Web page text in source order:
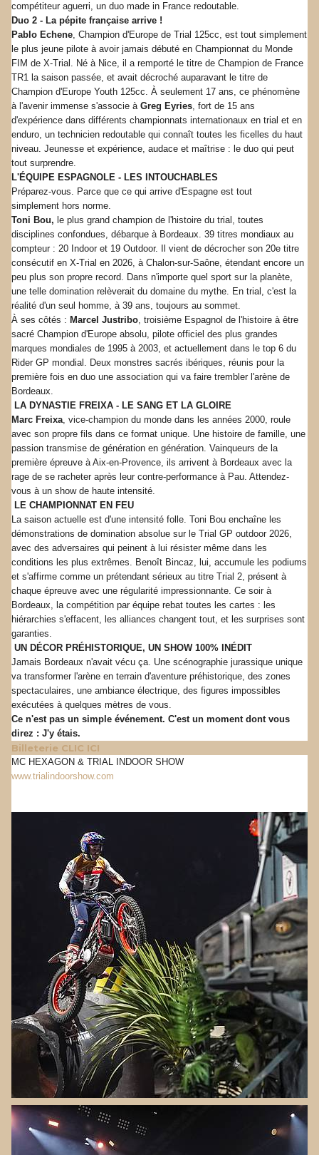
compétiteur aguerri, un duo made in France redoutable.
Duo 2 - La pépite française arrive !
Pablo Echene, Champion d'Europe de Trial 125cc, est tout simplement
le plus jeune pilote à avoir jamais débuté en Championnat du Monde
FIM de X-Trial. Né à Nice, il a remporté le titre de Champion de France
TR1 la saison passée, et avait décroché auparavant le titre de
Champion d'Europe Youth 125cc. À seulement 17 ans, ce phénomène
à l'avenir immense s'associe àGreg Eyries, fort de 15 ans
d'expérience dans différents championnats internationaux en trial et en
enduro, un technicien redoutable qui connaît toutes les ficelles du haut
niveau. Jeunesse et expérience, audace et maîtrise : le duo qui peut
tout surprendre.
L'ÉQUIPE ESPAGNOLE - LES INTOUCHABLES
Préparez-vous. Parce que ce qui arrive d'Espagne est tout
simplement hors norme.
Toni Bou, le plus grand champion de l'histoire du trial, toutes
disciplines confondues, débarque à Bordeaux. 39 titres mondiaux au
compteur : 20 Indoor et 19 Outdoor. Il vient de décrocher son 20e titre
consécutif en X-Trial en 2026, à Chalon-sur-Saône, étendant encore un
peu plus son propre record. Dans n'importe quel sport sur la planète,
une telle domination relèverait du domaine du mythe. En trial, c'est la
réalité d'un seul homme, à 39 ans, toujours au sommet.
À ses côtés : Marcel Justribo, troisième Espagnol de l'histoire à être
sacré Champion d'Europe absolu, pilote officiel des plus grandes
marques mondiales de 1995 à 2003, et actuellement dans le top 6 du
Rider GP mondial. Deux monstres sacrés ibériques, réunis pour la
première fois en duo une association qui va faire trembler l'arène de
Bordeaux.
LA DYNASTIE FREIXA - LE SANG ET LA GLOIRE
Marc Freixa, vice-champion du monde dans les années 2000, roule
avec son propre fils dans ce format unique. Une histoire de famille, une
passion transmise de génération en génération. Vainqueurs de la
première épreuve à Aix-en-Provence, ils arrivent à Bordeaux avec la
rage de se racheter après leur contre-performance à Pau. Attendez-
vous à un show de haute intensité.
LE CHAMPIONNAT EN FEU
La saison actuelle est d'une intensité folle. Toni Bou enchaîne les
démonstrations de domination absolue sur le Trial GP outdoor 2026,
avec des adversaires qui peinent à lui résister même dans les
conditions les plus extrêmes. Benoît Bincaz, lui, accumule les podiums
et s'affirme comme un prétendant sérieux au titre Trial 2, présent à
chaque épreuve avec une régularité impressionnante. Ce soir à
Bordeaux, la compétition par équipe rebat toutes les cartes : les
hiérarchies s'effacent, les alliances changent tout, et les surprises sont
garanties.
UN DÉCOR PRÉHISTORIQUE, UN SHOW 100% INÉDIT
Jamais Bordeaux n'avait vécu ça. Une scénographie jurassique unique
va transformer l'arène en terrain d'aventure préhistorique, des zones
spectaculaires, une ambiance électrique, des figures impossibles
exécutées à quelques mètres de vous.
Ce n'est pas un simple événement. C'est un moment dont vous
direz : J'y étais.
Billeterie CLIC ICI
MC HEXAGON & TRIAL INDOOR SHOW
www.trialindoorshow.com